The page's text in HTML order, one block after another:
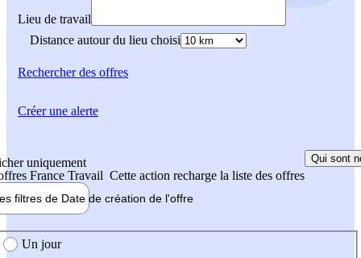
Lieu de travail
Distance autour du lieu choisi
Rechercherdes offres
uniquement
France Travail Cette action recharge la liste des offres
Qui sont
filtres de Date de création de l'offre
création de l'offre
Un jour
Créer une alerte